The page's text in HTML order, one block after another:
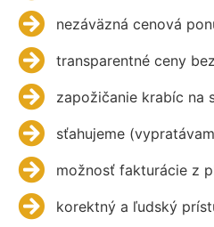
nezáväzná cenová
transparentné ceny
zapožičanie krabíc na
sťahujeme
možnosť fakturácie z
korektný a ľudský